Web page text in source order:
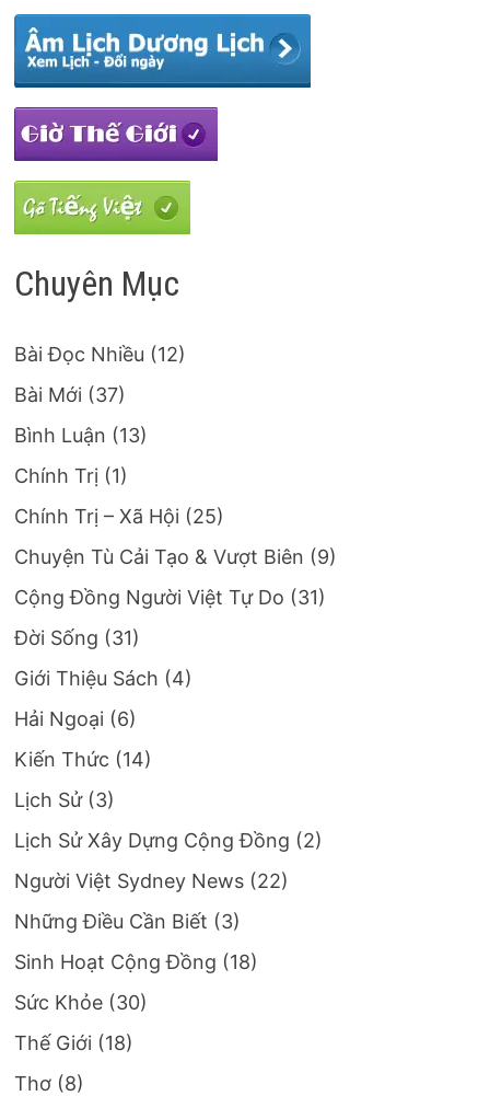
Chuyên Mục
Bài Đọc Nhiều (12)
Bài Mới (37)
Bình Luận (13)
Chính Trị (1)
Chính Trị – Xã Hội (25)
Chuyện Tù Cải Tạo & Vượt Biên (9)
Cộng Đồng Người Việt Tự Do (31)
Đời Sống (31)
Giới Thiệu Sách (4)
Hải Ngoại (6)
Kiến Thức (14)
Lịch Sử(3)
Lịch Sử Xây Dựng Cộng Đồng (2)
Người Việt Sydney News (22)
Những Điều Cần Biết (3)
Sinh Hoạt Cộng Đồng (18)
Sức Khỏe (30)
Thế Giới (18)
Thơ (8)